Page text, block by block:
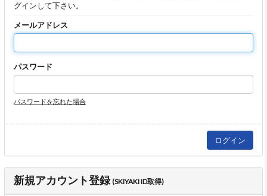
グインして下さい。
メールアドレス
パスワード
パスワードを忘れた場合
新規アカウント登録(SKIYAKI ID取得)